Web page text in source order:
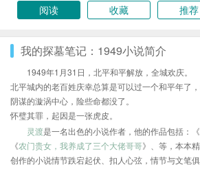
阅读
收藏 推荐
我的探墓笔记：1949小说简介
1949年1月31日，北平和平解放，全城欢庆。
北平城内的老百姓庆幸总算是可以过一个和平年了
阴谋的漩涡中心，险些命都没了。
怀璧其罪，起因是一张虎皮。
灵渡是一名出色的小说作者，他的作品包括：《
《农门贵女，我养成了三个大佬哥哥》、等，本本
创作的小说情节跌宕起伏、扣人心弦，情节与文笔俱